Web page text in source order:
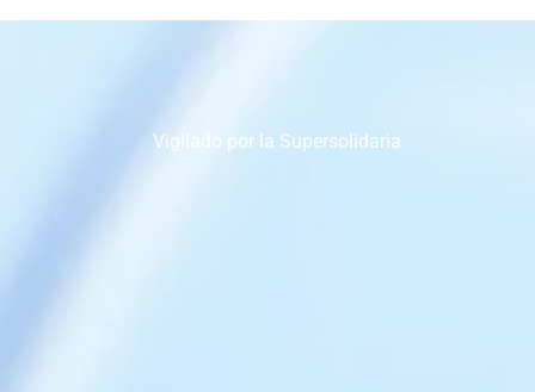
Vigilado por la Supersolidaria